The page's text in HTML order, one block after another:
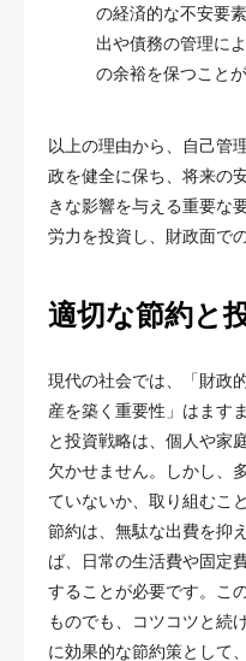
の経済的な不安要
出や債務の管理に
の余裕を保つことが
以上の理由から、自己管
政を健全に保ち、将来の
きな影響を与える重要な
労力を投資し、財政面で
適切な節約と
現代の社会では、「財政
産を築く重要性」はます
と投資戦略は、個人や家
欠かせません。しかし、
ていないか、取り組むこ
節約は、無駄な出費を抑
ば、日常の生活費や固定
することが必要です。こ
ものでも、コツコツと続
に効果的な節約策として